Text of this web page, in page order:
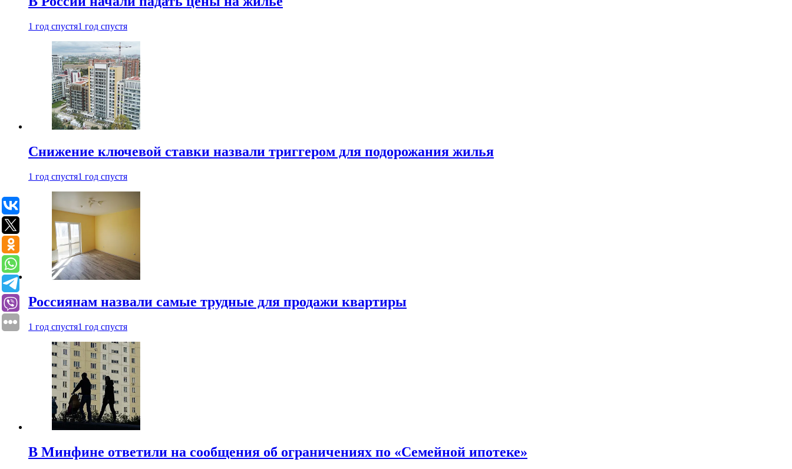
1 год спустя1 год спустя
Снижение ключевой ставки назвали триггером для подорожания жилья
1 год спустя1 год спустя
Россиянам назвали самые трудные для продажи квартиры
1 год спустя1 год спустя
В Минфине ответили на сообщения об ограничениях по «Семейной ипотеке»